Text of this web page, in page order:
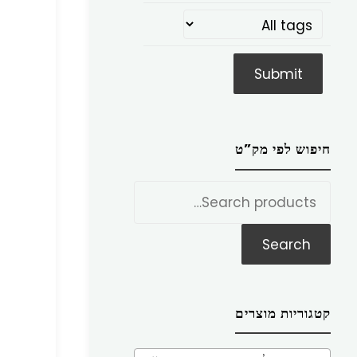
חיפוש לפי מק”ט
Search
קטגוריות מוצרים